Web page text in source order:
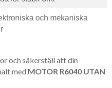
och mekaniska
och säkerställ att din
med MOTOR R6040 UTAN